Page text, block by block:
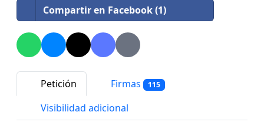
Compartir en Facebook (1)
Petición Firmas 115
Visibilidad adicional